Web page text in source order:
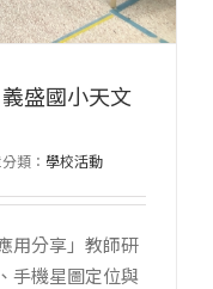
盛國小天文
類： 學校活動
用分享」教師研
手機星圖定位與